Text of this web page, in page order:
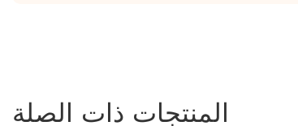
المنتجات ذات الصلة